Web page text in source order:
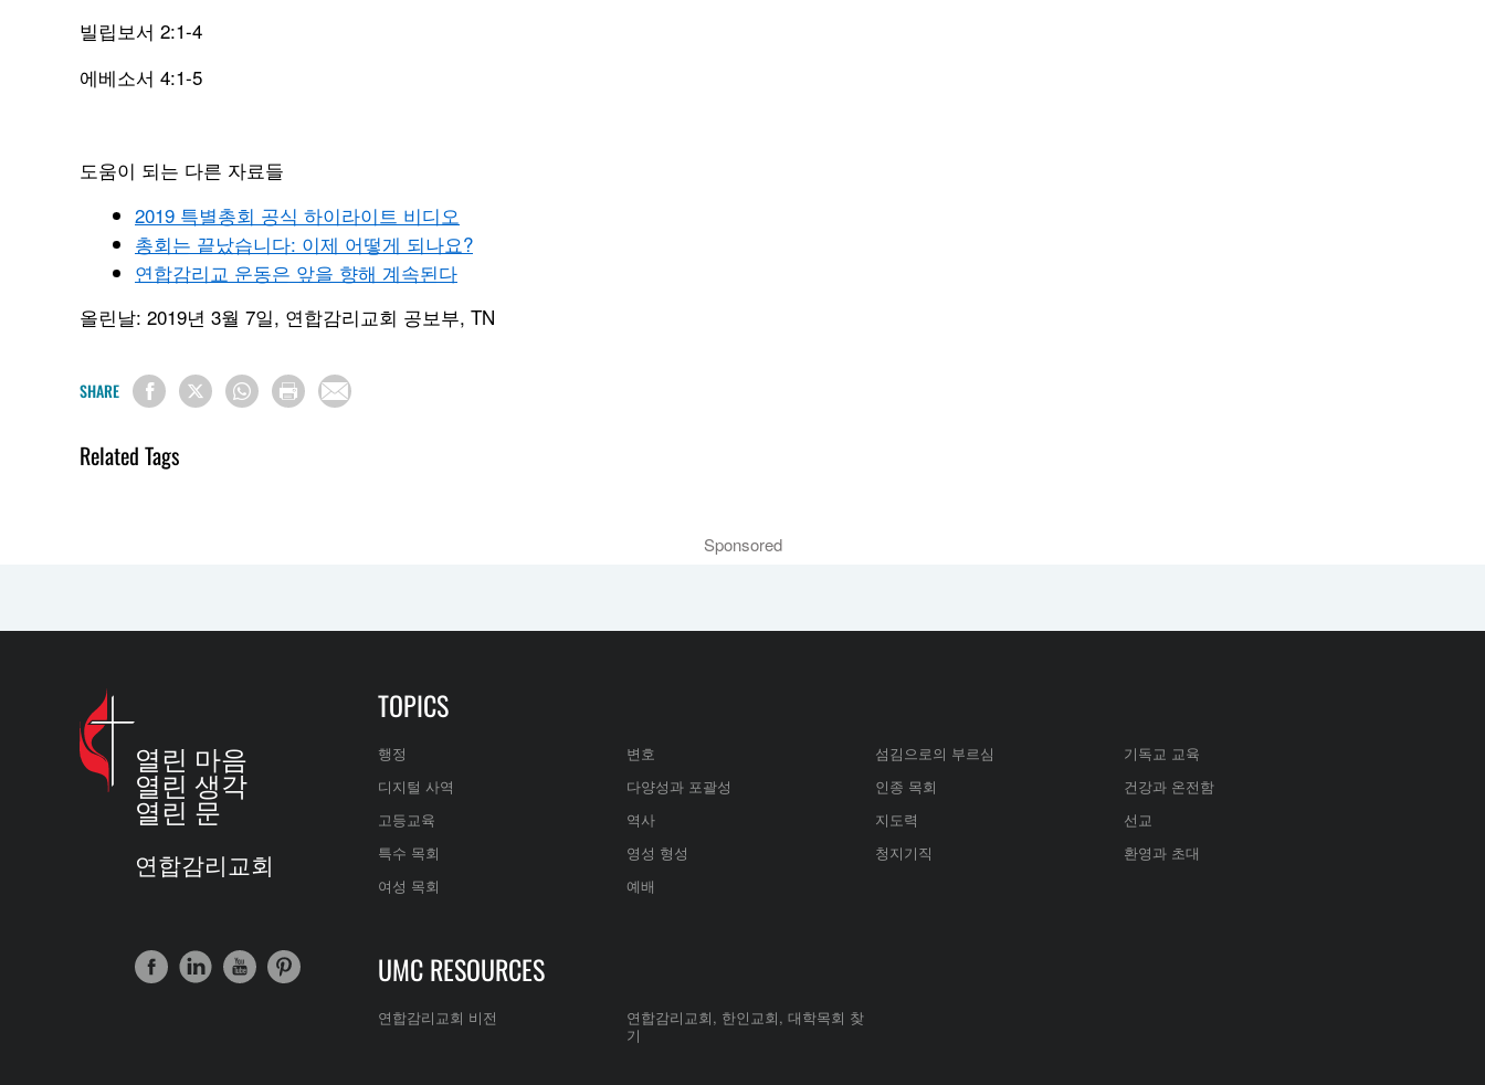
빌립보서 2:1-4
에베소서 4:1-5
도움이 되는 다른 자료들
2019 특별총회 공식 하이라이트 비디오
총회는 끝났습니다: 이제 어떻게 되나요?
연합감리교 운동은 앞을 향해 계속된다
올린날: 2019년 3월 7일, 연합감리교회 공보부, TN
SHARE
Related Tags
Sponsored
열린 마음
열린 생각
열린 문
연합감리교회
TOPICS
행정 변호 섬김으로의 부르심
기독교 교육
디지털 사역
다양성과 포괄성 인종 목회
건강과 온전함
고등교육
역사 지도력
선교
특수 목회
영성 형성 청지기직
환영과 초대
여성 목회
예배
UMC RESOURCES
연합감리교회 비전
연합감리교회, 한인교회, 대학목회 찾
기